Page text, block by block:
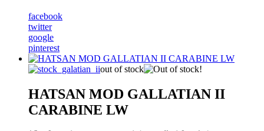
facebook
twitter
google
pinterest
out of stock
HATSAN MOD GALLATIAN II
CARABINE LW